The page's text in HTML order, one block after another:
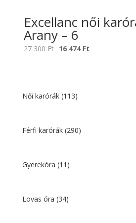
Excellanc női
Arany – 6
27 300Ft Original
300 Ft.
16 474 Ft
Női karórák (113)
Férfi karórák (290)
Gyerekóra (11)
Lovas óra (34)